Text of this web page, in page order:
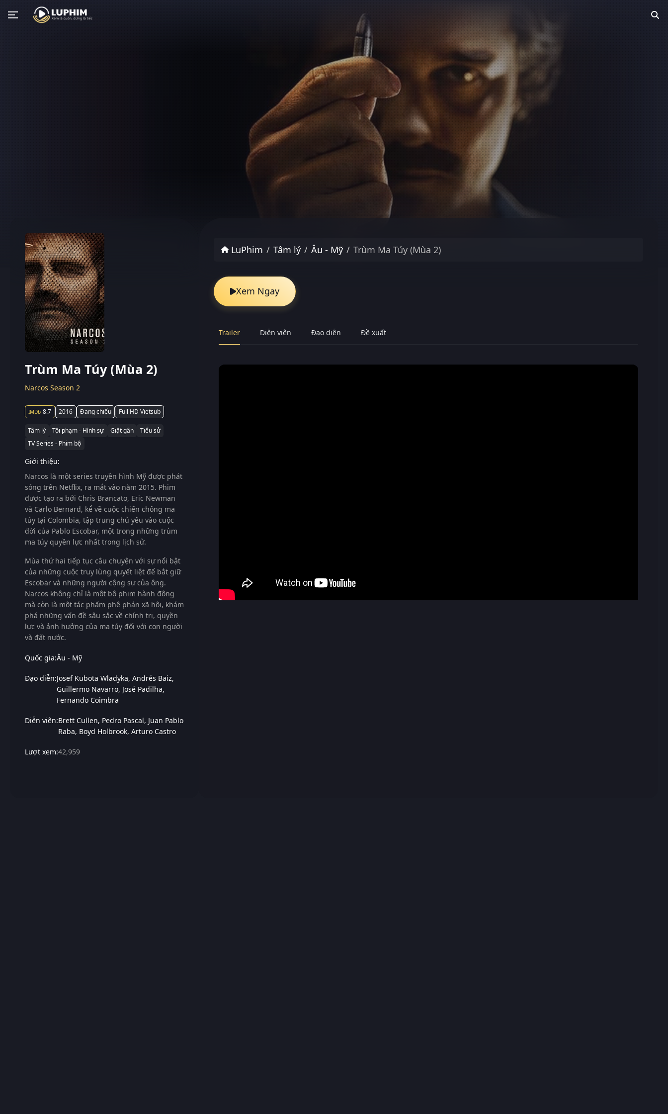
Trùm Ma Túy (Mùa 2)
Narcos Season 2
8.7 2016 Đang chiếu Full HD Vietsub
Tâm lý Tội phạm - Hình sự Giật gân
Tiểu sử
TV Series - Phim bộ
Giới thiệu:
Narcos là một series truyền hình Mỹ được phát
sóng trên Netflix, ra mắt vào năm 2015. Phim
được tạo ra bởi Chris Brancato, Eric Newman
và Carlo Bernard, kể về cuộc chiến chống ma
túy tại Colombia, tập trung chủ yếu vào cuộc
đời của Pablo Escobar, một trong những trùm
ma túy quyền lực nhất trong lịch sử.
Mùa thứ hai tiếp tục câu chuyện với sự nổi bật
của những cuộc truy lùng quyết liệt để bắt giữ
Escobar và những người cộng sự của ông.
Narcos không chỉ là một bộ phim hành động
mà còn là một tác phẩm phê phán xã hội, khám
phá những vấn đề sâu sắc về chính trị, quyền
lực và ảnh hưởng của ma túy đối với con người
và đất nước.
Quốc gia:Âu - Mỹ
Đạo diễn:Josef Kubota Wladyka Andrés Baiz
Guillermo Navarro José Padilha
Fernando Coimbra
Diễn viên:Brett Cullen Pedro Pascal Juan Pablo
Raba Boyd Holbrook Arturo Castro
Lượt xem:42,959
LuPhim Tâm lý Âu - Mỹ Trùm Ma Túy (Mùa 2)
Xem Ngay
Trailer Diễn viên Đạo diễn Đề xuất